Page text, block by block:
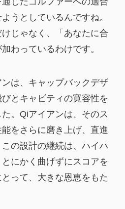
うとしているんですね。
けじゃなく、「あなたに合
わっているわけです。
は、キャップバックデザ
とキャビティの寛容性を
。Qiアイアンは、そのス
をさらに磨き上げ、直進
の設計の継続は、ハイハ
にかく曲げずにスコアを
って、大きな恩恵をもた